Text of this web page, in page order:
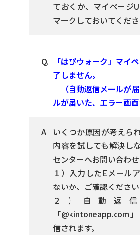
ておくか、マイページ
マークしておいてくださ
「はぴウォーク」マイ
了しません。
（自動返信メールが
ルが届いた、エラー画面
いくつか原因が考えら
内容を試しても解決し
センターへお問い合わせ
１）入力したEメール
ないか、ご確認ください
２）自動返
「@kintoneapp.com
信されます。